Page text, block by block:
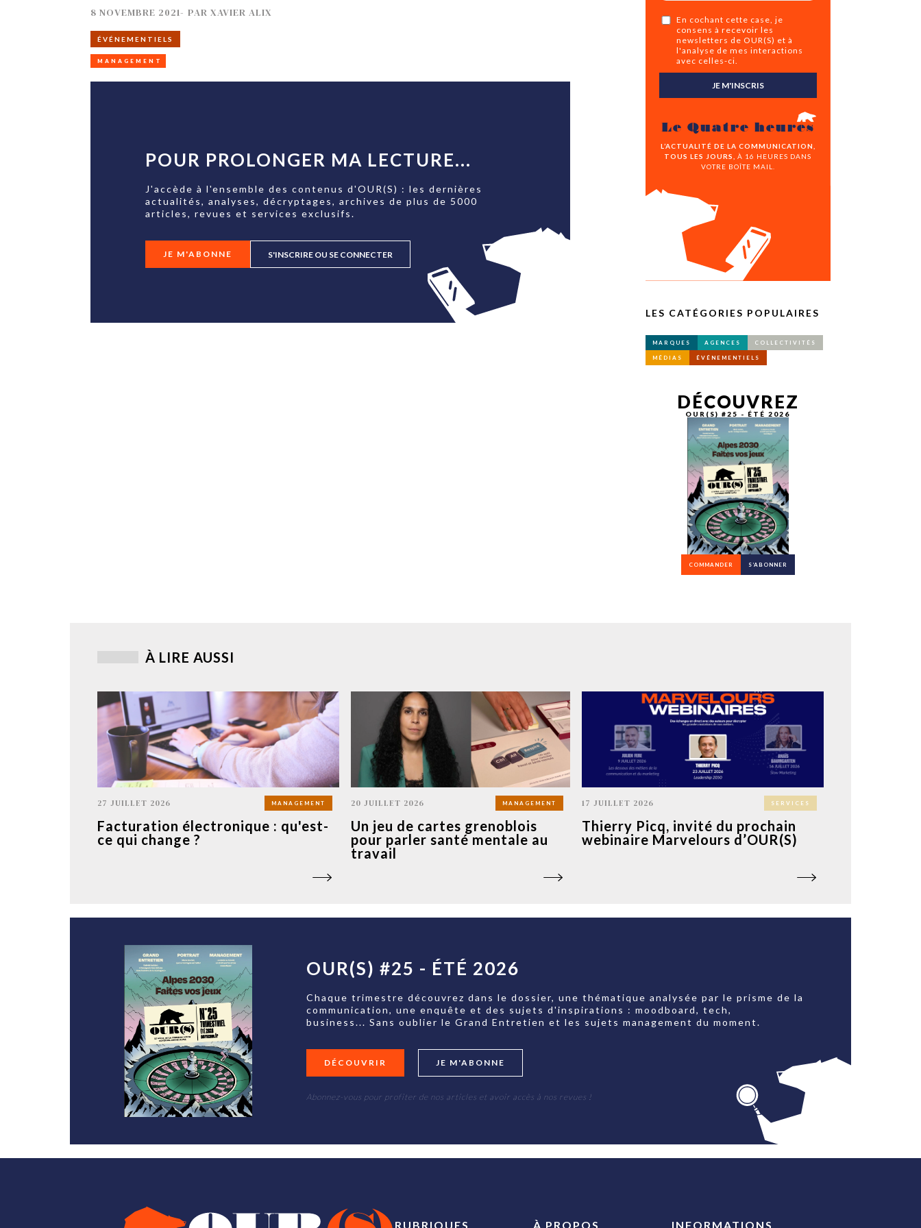
8 NOVEMBRE 2021- PARXAVIER ALIX
ÉVÉNEMENTIELS
MANAGEMENT
POUR PROLONGER MA LECTURE...
J'accède à l'ensemble des contenus d'OUR(S) : les dernières
actualités, analyses, décryptages, archives de plus de 5000
articles, revues et services exclusifs.
JE M'ABONNE S'INSCRIRE OU SE CONNECTER
En cochant cette case, je
consens à recevoir les
newsletters de OUR(S) et à
l'analyse de mes interactions
avec celles-ci.
JE M'INSCRIS
Le Quatre heures
L’ACTUALITÉ DE LA COMMUNICATION,
TOUS LES JOURS,
À 16 HEURES DANS
VOTRE BOÎTE MAIL.
LES CATÉGORIES POPULAIRES
MARQUES AGENCES COLLECTIVITÉS
MÉDIAS ÉVÉNEMENTIELS
DÉCOUVREZ
OUR(S) #25 - ÉTÉ 2026
COMMANDER S’ABONNER
À LIRE AUSSI
27 JUILLET 2026 MANAGEMENT
Facturation électronique : qu'est-
ce qui change ?
20 JUILLET 2026 MANAGEMENT
Un jeu de cartes grenoblois
pour parler santé mentale au
travail
17 JUILLET 2026 SERVICES
Thierry Picq, invité du prochain
webinaire Marvelours d’OUR(S)
OUR(S) #25 - ÉTÉ 2026
Chaque trimestre découvrez dans le dossier, une thématique analysée par le prisme de la
communication, une enquête et des sujets d'inspirations : moodboard, tech,
business... Sans oublier le Grand Entretien et les sujets management du moment.
DÉCOUVRIR JE M'ABONNE
Abonnez-vous pour profiter de nos articles et avoir accès à nos revues !
RUBRIQUES À PROPOS INFORMATIONS